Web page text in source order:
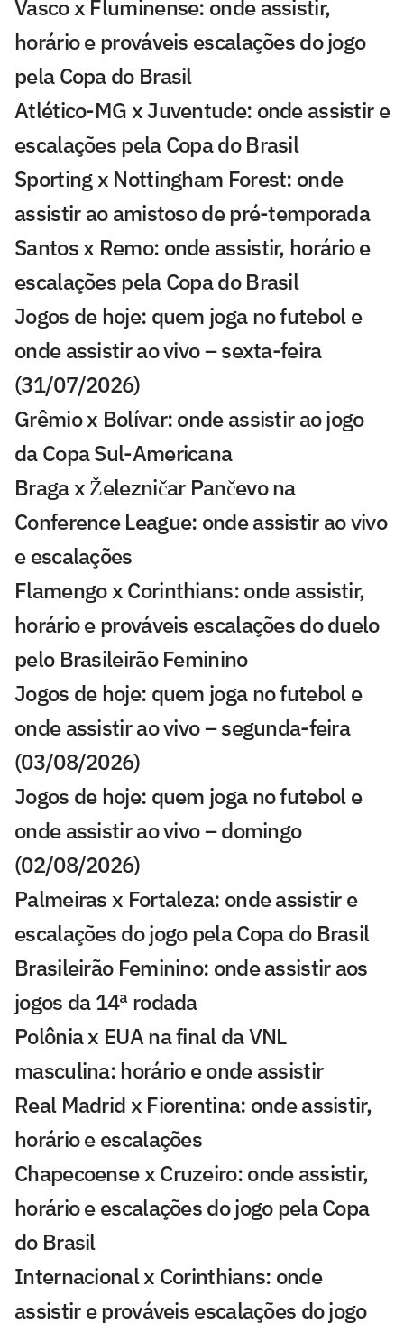
Vasco x Fluminense: onde assistir,
horário e prováveis escalações do jogo
pela Copa do Brasil
Atlético-MG x Juventude: onde assistir e
escalações pela Copa do Brasil
Sporting x Nottingham Forest: onde
assistir ao amistoso de pré-temporada
Santos x Remo: onde assistir, horário e
escalações pela Copa do Brasil
Jogos de hoje: quem joga no futebol e
onde assistir ao vivo – sexta-feira
(31/07/2026)
Grêmio x Bolívar: onde assistir ao jogo
da Copa Sul-Americana
Braga x Železničar Pančevo na
Conference League: onde assistir ao vivo
e escalações
Flamengo x Corinthians: onde assistir,
horário e prováveis escalações do duelo
pelo Brasileirão Feminino
Jogos de hoje: quem joga no futebol e
onde assistir ao vivo – segunda-feira
(03/08/2026)
Jogos de hoje: quem joga no futebol e
onde assistir ao vivo – domingo
(02/08/2026)
Palmeiras x Fortaleza: onde assistir e
escalações do jogo pela Copa do Brasil
Brasileirão Feminino: onde assistir aos
jogos da 14ª rodada
Polônia x EUA na final da VNL
masculina: horário e onde assistir
Real Madrid x Fiorentina: onde assistir,
horário e escalações
Chapecoense x Cruzeiro: onde assistir,
horário e escalações do jogo pela Copa
do Brasil
Internacional x Corinthians: onde
assistir e prováveis escalações do jogo